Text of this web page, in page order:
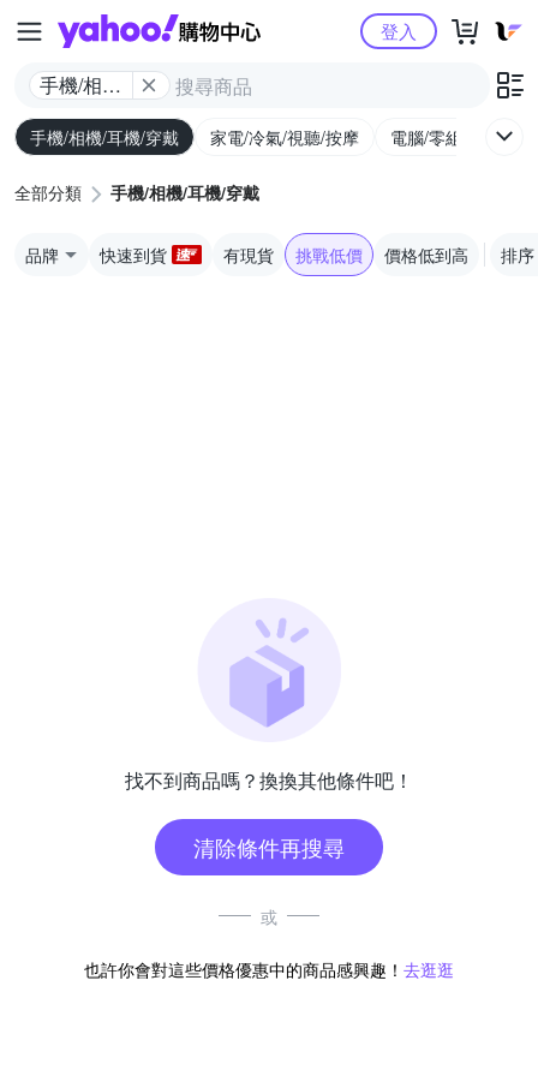
Yahoo購物中心
手機/相機/
耳機/穿戴
登入
手機/相機/耳機/穿戴 家電/冷氣/視聽/按摩 電腦/零組件/週邊/
全部分類 手機/相機/耳機/穿戴
品牌 快速到貨 有現貨 挑戰低價 價格低到高 排序
找不到商品嗎？換換其他條件吧！
清除條件再搜尋
或
也許你會對這些價格優惠中的商品感興趣！ 去逛逛